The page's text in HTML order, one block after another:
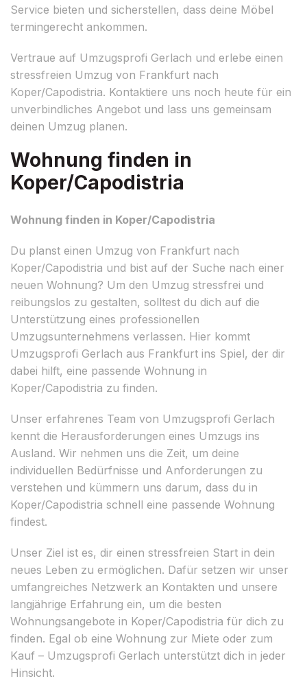
Service bieten und sicherstellen, dass deine Möbel
termingerecht ankommen.
Vertraue auf Umzugsprofi Gerlach und erlebe einen
stressfreien Umzug von Frankfurt nach
Koper/Capodistria. Kontaktiere uns noch heute für ein
unverbindliches Angebot und lass uns gemeinsam
deinen Umzug planen.
Wohnung finden in
Koper/Capodistria
Wohnung finden in Koper/Capodistria
Du planst einen Umzug von Frankfurt nach
Koper/Capodistria und bist auf der Suche nach einer
neuen Wohnung? Um den Umzug stressfrei und
reibungslos zu gestalten, solltest du dich auf die
Unterstützung eines professionellen
Umzugsunternehmens verlassen. Hier kommt
Umzugsprofi Gerlach aus Frankfurt ins Spiel, der dir
dabei hilft, eine passende Wohnung in
Koper/Capodistria zu finden.
Unser erfahrenes Team von Umzugsprofi Gerlach
kennt die Herausforderungen eines Umzugs ins
Ausland. Wir nehmen uns die Zeit, um deine
individuellen Bedürfnisse und Anforderungen zu
verstehen und kümmern uns darum, dass du in
Koper/Capodistria schnell eine passende Wohnung
findest.
Unser Ziel ist es, dir einen stressfreien Start in dein
neues Leben zu ermöglichen. Dafür setzen wir unser
umfangreiches Netzwerk an Kontakten und unsere
langjährige Erfahrung ein, um die besten
Wohnungsangebote in Koper/Capodistria für dich zu
finden. Egal ob eine Wohnung zur Miete oder zum
Kauf – Umzugsprofi Gerlach unterstützt dich in jeder
Hinsicht.